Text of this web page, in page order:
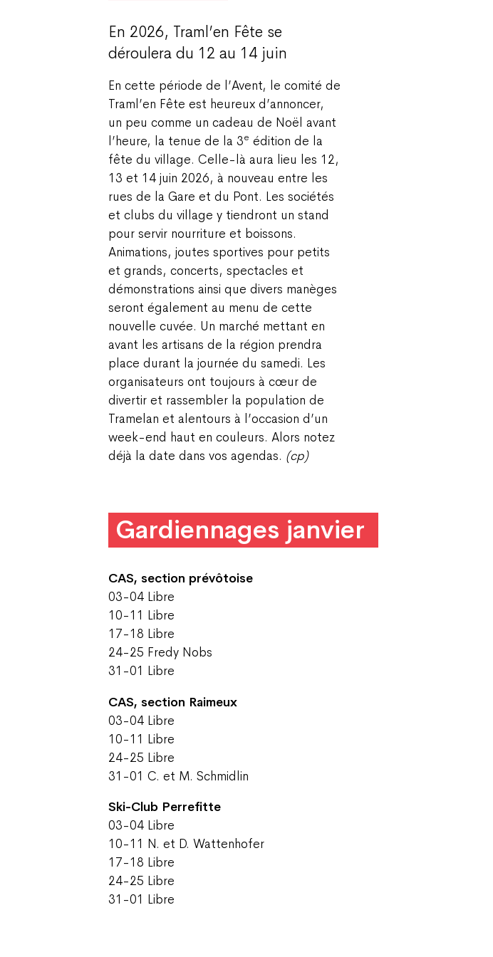
En 2026, Traml’en Fête se
déroulera du 12 au 14 juin
En cette période de l’Avent, le comité de
Traml’en Fête est heureux d’annoncer,
un peu comme un cadeau de Noël avant
l’heure, la tenue de la 3e édition de la
fête du village. Celle-là aura lieu les 12,
13 et 14 juin 2026, à nouveau entre les
rues de la Gare et du Pont. Les sociétés
et clubs du village y tiendront un stand
pour servir nourriture et boissons.
Animations, joutes sportives pour petits
et grands, concerts, spectacles et
démonstrations ainsi que divers manèges
seront également au menu de cette
nouvelle cuvée. Un marché mettant en
avant les artisans de la région prendra
place durant la journée du samedi. Les
organisateurs ont toujours à cœur de
divertir et rassembler la population de
Tramelan et alentours à l’occasion d’un
week-end haut en couleurs. Alors notez
déjà la date dans vos agendas. (cp)
Gardiennages janvier
CAS, section prévôtoise
03-04 Libre
10-11 Libre
17-18 Libre
24-25 Fredy Nobs
31-01 Libre
CAS, section Raimeux
03-04 Libre
10-11 Libre
24-25 Libre
31-01 C. et M. Schmidlin
Ski-Club Perrefitte
03-04 Libre
10-11 N. et D. Wattenhofer
17-18 Libre
24-25 Libre
31-01 Libre